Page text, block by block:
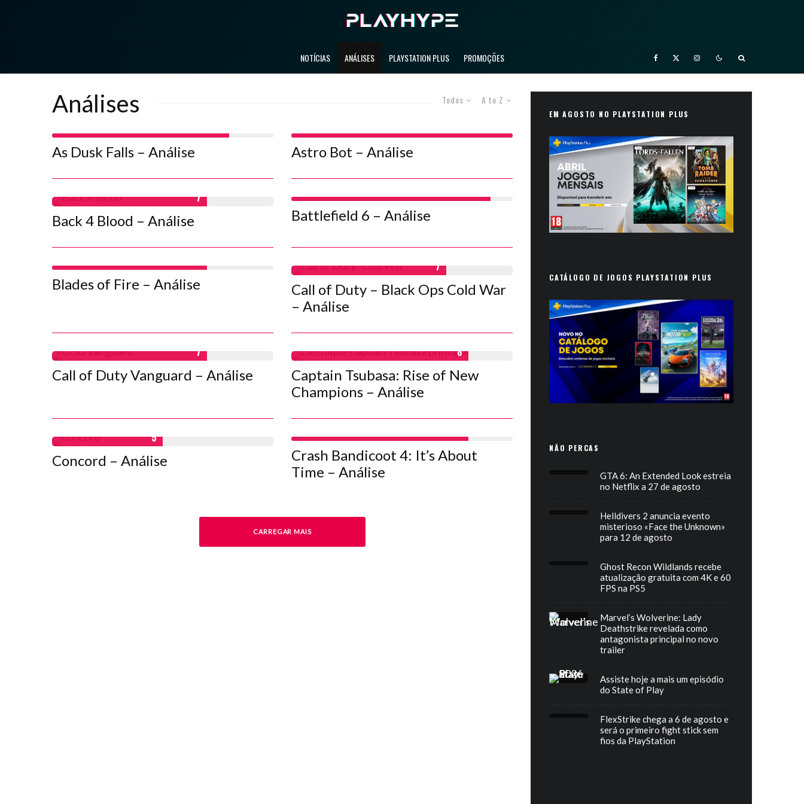
NOTÍCIAS ANÁLISES PLAYSTATION PLUS PROMOÇÕES
Todos A to Z
Análises
As Dusk Falls – Análise Astro Bot – Análise
7
Back 4 Blood – Análise Battlefield 6 – Análise
Blades of Fire – Análise
7
Call of Duty – Black Ops Cold War
– Análise
7
Call of Duty Vanguard – Análise
8
Captain Tsubasa: Rise of New
Champions – Análise
5
Concord – Análise
Crash Bandicoot 4: It’s About
Time – Análise
CARREGAR MAIS
EM AGOSTO NO PLAYSTATION PLUS
CATÁLOGO DE JOGOS PLAYSTATION PLUS
NÃO PERCAS
GTA 6: An Extended Look estreia
no Netflix a 27 de agosto
Helldivers 2 anuncia evento
misterioso «Face the Unknown»
para 12 de agosto
Ghost Recon Wildlands recebe
atualização gratuita com 4K e 60
FPS na PS5
Marvel’s Wolverine: Lady
Deathstrike revelada como
antagonista principal no novo
trailer
Assiste hoje a mais um episódio
do State of Play
FlexStrike chega a 6 de agosto e
será o primeiro fight stick sem
fios da PlayStation